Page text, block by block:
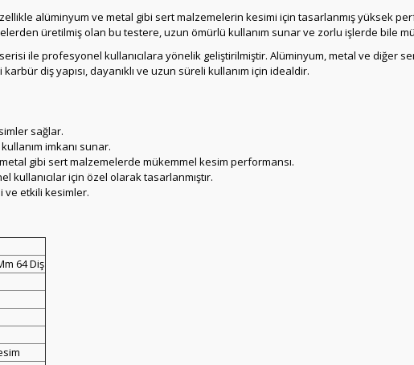
alüminyum ve metal gibi sert malzemelerin kesimi için tasarlanmış yüksek
üretilmiş olan bu testere, uzun ömürlü kullanım sunar ve zorlu işlerde bile
ile profesyonel kullanıcılara yönelik geliştirilmiştir. Alüminyum, metal ve diğer
diş yapısı, dayanıklı ve uzun süreli kullanım için idealdir.
sağlar.
imkanı sunar.
gibi sert malzemelerde mükemmel kesim performansı.
kullanıcılar için özel olarak tasarlanmıştır.
ve etkili kesimler.
64 Diş